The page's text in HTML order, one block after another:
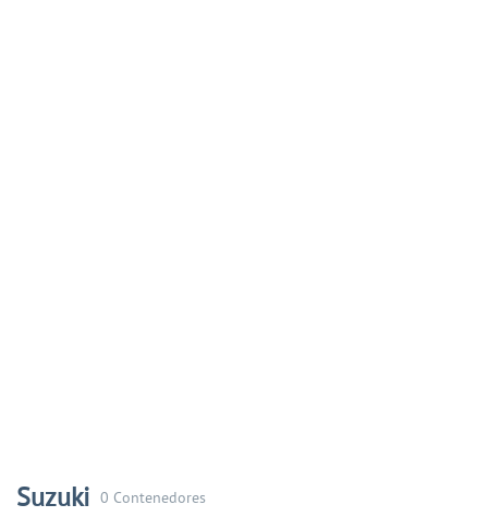
Suzuki 0 Contenedores